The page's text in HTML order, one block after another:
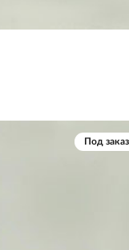
Под заказ